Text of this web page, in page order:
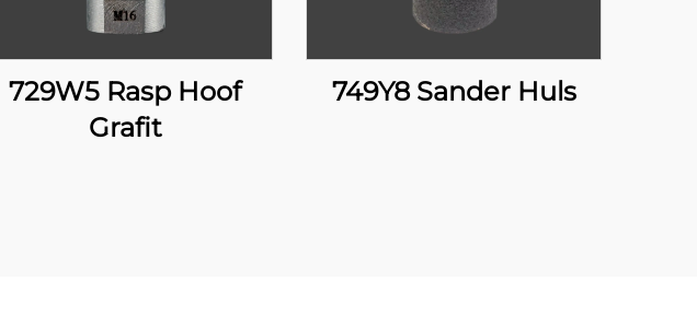
729W5 Rasp Hoof
Grafit
749Y8 Sander Huls